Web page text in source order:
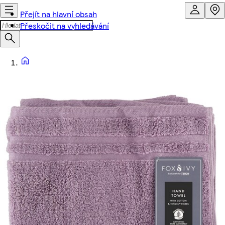
Přejít na hlavní obsah
Přeskočit na vyhledávání